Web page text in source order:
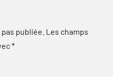
publiée. Les champs
*